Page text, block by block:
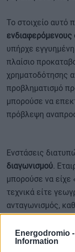
Energodromio -
Information
Το στοιχείο αυτό
ενδιαφερόμενους
υπήρχε
πλαίσιο
χρηματοδότησης
προβληματισμό
μπορούσε να
πρόβλεψη
Ενστάσεις
διαγωνισμού.
μπορούσε να είχε
τεχνικά είτε
ανταγωνισμός,
προδιαγραφών,
προσδιορισμό